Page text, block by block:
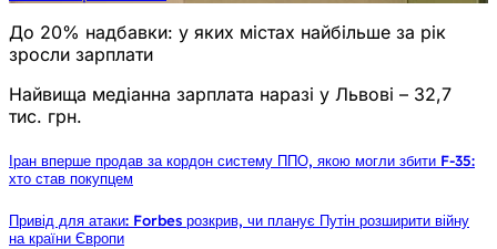
До 20% надбавки: у яких містах найбільше за рік
зросли зарплати
Найвища медіанна зарплата наразі у Львові – 32,7
тис. грн.
Іран вперше продав за кордон систему ППО, якою могли збити F-35:
хто став покупцем
Привід для атаки: Forbes розкрив, чи планує Путін розширити війну
на країни Європи